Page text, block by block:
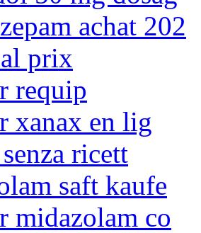
achat 202
prix
requip
xanax en lig
ricett
saft kaufe
midazolam co